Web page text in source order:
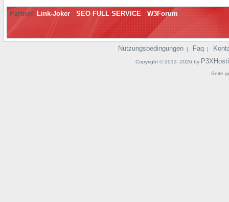
Partner: Link-Joker - SEO FULL SERVICE - W3Forum
Nutzungsbedingungen | Faq |
Copyright © 2013 -2026 by
Seite